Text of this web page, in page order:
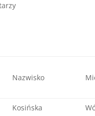
Nazwisko
Kosińska